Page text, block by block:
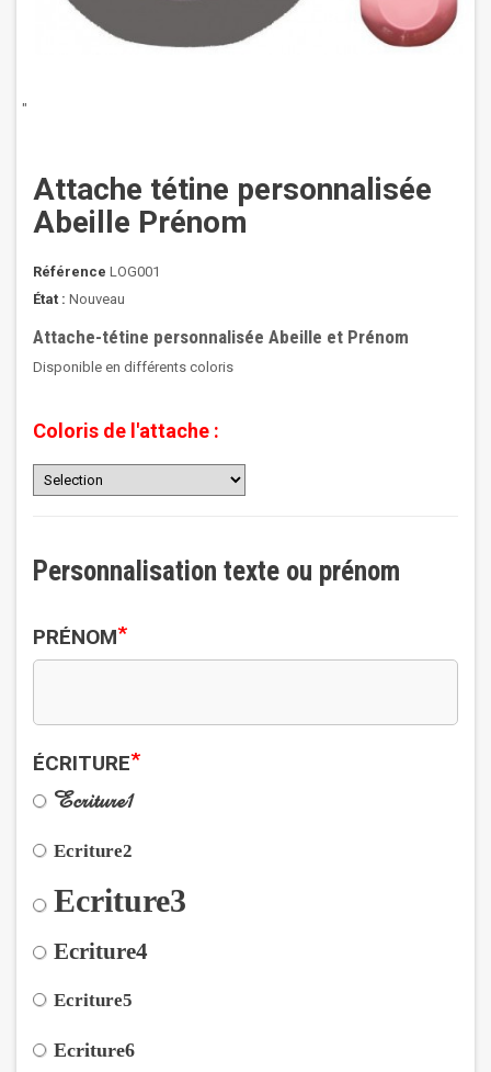
"
Attache tétine personnalisée
Abeille Prénom
Référence LOG001
État : Nouveau
Attache-tétine personnalisée Abeille et Prénom
Disponible en différents coloris
Coloris de l'attache :
Personnalisation texte ou prénom
PRÉNOM*
ÉCRITURE*
Ecriture1
Ecriture2
Ecriture3
Ecriture4
Ecriture5
Ecriture6